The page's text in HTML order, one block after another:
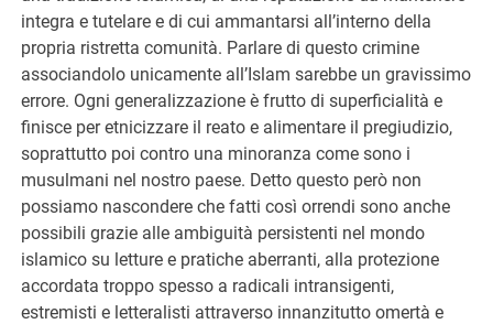
integra e tutelare e di cui ammantarsi all’interno della
propria ristretta comunità. Parlare di questo crimine
associandolo unicamente all’Islam sarebbe un gravissimo
errore. Ogni generalizzazione è frutto di superficialità e
finisce per etnicizzare il reato e alimentare il pregiudizio,
soprattutto poi contro una minoranza come sono i
musulmani nel nostro paese. Detto questo però non
possiamo nascondere che fatti così orrendi sono anche
possibili grazie alle ambiguità persistenti nel mondo
islamico su letture e pratiche aberranti, alla protezione
accordata troppo spesso a radicali intransigenti,
estremisti e letteralisti attraverso innanzitutto omertà e